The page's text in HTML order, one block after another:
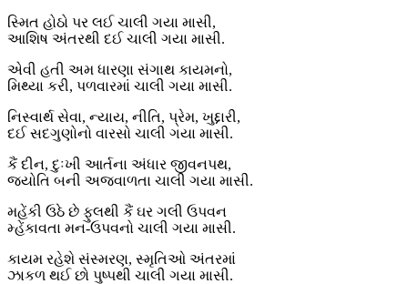
સ્મિત હોઠો પર લઈ ચાલી ગયા માસી,
આશિષ અંતરથી દઈ ચાલી ગયા માસી.
એવી હતી અમ ધારણા સંગાથ કાયમનો,
મિથ્યા કરી, પળવારમાં ચાલી ગયા માસી.
નિસ્વાર્થ સેવા, ન્યાય, નીતિ, પ્રેમ, ખુદ્દારી,
દઈ સદગુણોનો વારસો ચાલી ગયા માસી.
કૈં દીન, દુઃખી આર્તના અંધાર જીવનપથ,
જ્યોતિ બની અજવાળતા ચાલી ગયા માસી.
મહેંકી ઉઠે છે ફુલથી કૈં ઘર ગલી ઉપવન
મ્હેંકાવતા મન-ઉપવનો ચાલી ગયા માસી.
કાયમ રહેશે સંસ્મરણ, સ્મૃતિઓ અંતરમાં
ઝાકળ થઈ છો પુષ્પથી ચાલી ગયા માસી.